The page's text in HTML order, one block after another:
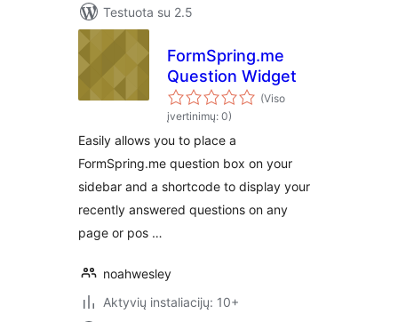
Testuota su 2.5
FormSpring.me
Question Widget
(Viso
įvertinimų: 0)
Easily allows you to place a
FormSpring.me question box on your
sidebar and a shortcode to display your
recently answered questions on any
page or pos …
noahwesley
Aktyvių instaliacijų: 10+